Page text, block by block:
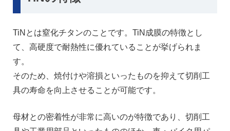
TiNとは窒化チタンのことです。TiN成膜の特徴とし
て、高硬度で耐熱性に優れていることが挙げられま
す。
そのため、焼付けや溶損といったものを抑えて切削工
具の寿命を向上させることが可能です。
母材との密着性が非常に高いのが特徴であり、切削工